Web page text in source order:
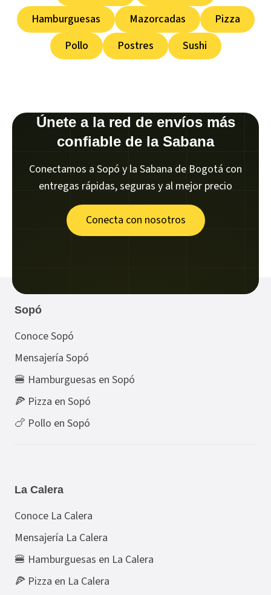
Hamburguesas Mazorcadas
Pizza
Pollo
Postres Sushi
Únete a la red de envíos más
confiable de la Sabana
Conectamos a Sopó y la Sabana de Bogotá con
entregas rápidas, seguras y al mejor precio
Conecta con nosotros
Sopó
Conoce Sopó
Mensajería Sopó
🍔 Hamburguesas en Sopó
🍕 Pizza en Sopó
🍗 Pollo en Sopó
La Calera
Conoce La Calera
Mensajería La Calera
🍔 Hamburguesas en La Calera
🍕 Pizza en La Calera